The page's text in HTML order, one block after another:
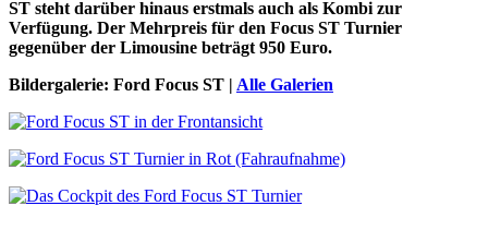
ST steht darüber hinaus erstmals auch als Kombi zur
Verfügung. Der Mehrpreis für den Focus ST Turnier
gegenüber der Limousine beträgt 950 Euro.
Bildergalerie: Ford Focus ST | Alle Galerien